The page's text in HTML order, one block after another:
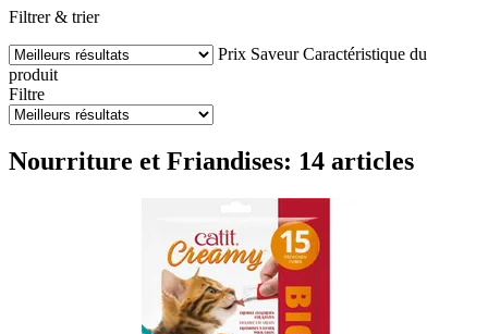
Filtrer & trier
Prix SaveurCaractéristique du
produit
Filtre
Nourriture et Friandises: 14 articles